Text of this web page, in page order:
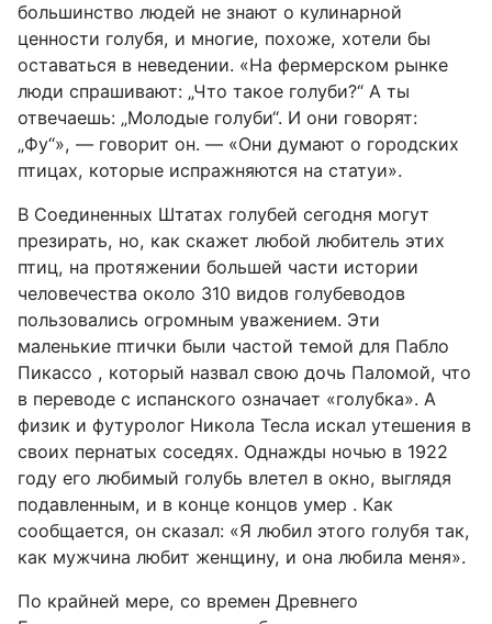
большинство людей не знают о кулинарной
ценности голубя, и многие, похоже, хотели бы
оставаться в неведении. «На фермерском рынке
люди спрашивают: „Что такое голуби?“ А ты
отвечаешь: „Молодые голуби“. И они говорят:
„Фу“», — говорит он. — «Они думают о городских
птицах, которые испражняются на статуи».
В Соединенных Штатах голубей сегодня могут
презирать, но, как скажет любой любитель этих
птиц, на протяжении большей части истории
человечества около 310 видов голубеводов
пользовались огромным уважением. Эти
маленькие птички были частой темой для Пабло
Пикассо , который назвал свою дочь Паломой, что
в переводе с испанского означает «голубка». А
физик и футуролог Никола Тесла искал утешения в
своих пернатых соседях. Однажды ночью в 1922
году его любимый голубь влетел в окно, выглядя
подавленным, и в конце концов умер . Как
сообщается, он сказал: «Я любил этого голубя так,
как мужчина любит женщину, и она любила меня».
По крайней мере, со времен Древнего